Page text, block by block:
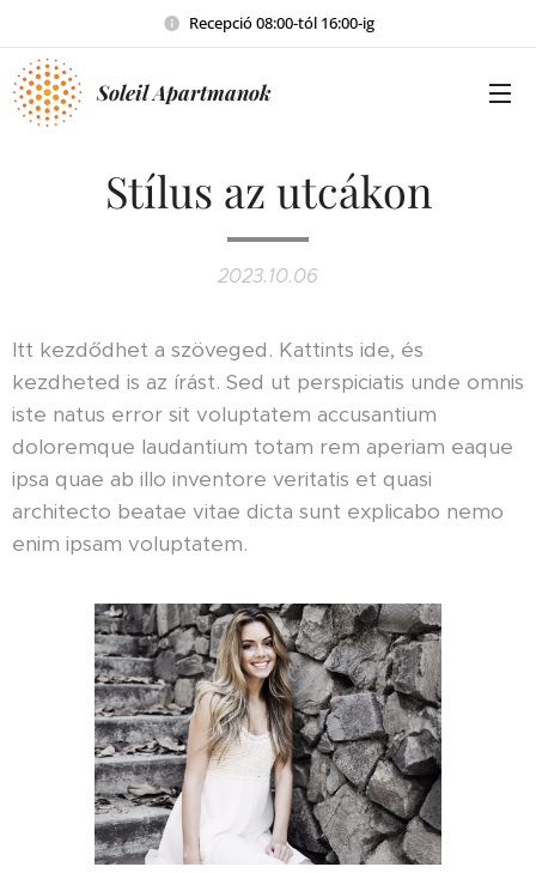
Recepció 08:00-tól 16:00-ig
Soleil Apartmanok
Stílus az utcákon
2023.10.06
Itt kezdődhet a szöveged. Kattints ide, és
kezdheted is az írást. Sed ut perspiciatis unde omnis
iste natus error sit voluptatem accusantium
doloremque laudantium totam rem aperiam eaque
ipsa quae ab illo inventore veritatis et quasi
architecto beatae vitae dicta sunt explicabo nemo
enim ipsam voluptatem.